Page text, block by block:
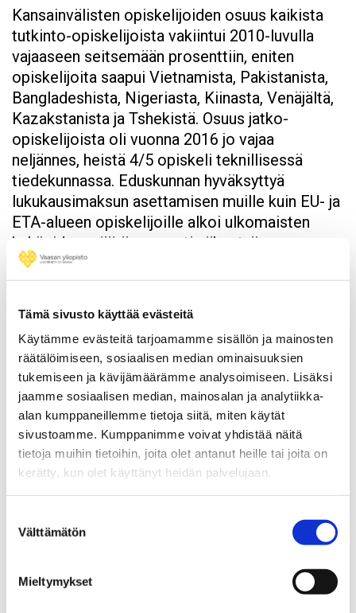
Tämä sivusto käyttää evästeitä
Käytämme evästeitä tarjoamamme sisällön ja mainosten
räätälöimiseen, sosiaalisen median ominaisuuksien
tukemiseen ja kävijämäärämme analysoimiseen. Lisäksi
jaamme sosiaalisen median, mainosalan ja analytiikka-
alan kumppaneillemme tietoja siitä, miten käytät
sivustoamme. Kumppanimme voivat yhdistää näitä
tietoja muihin tietoihin, joita olet antanut heille tai joita on
kerätty, kun olet käyttänyt heidän palvelujaan.
valinta
Välttämätön
Mieltymykset
Kansainvälisten opiskelijoiden osuus kaikista
tutkinto-opiskelijoista vakiintui 2010-luvulla
vajaaseen seitsemään prosenttiin, eniten
opiskelijoita saapui Vietnamista, Pakistanista,
Bangladeshista, Nigeriasta, Kiinasta, Venäjältä,
Kazakstanista ja Tshekistä. Osuus jatko-
opiskelijoista oli vuonna 2016 jo vajaa
neljännes, heistä 4/5 opiskeli teknillisessä
tiedekunnassa. Eduskunnan hyväksyttyä
lukukausimaksun asettamisen muille kuin EU- ja
ETA-alueen opiskelijoille alkoi ulkomaisten
hakijoiden määrä nopeasti vähentyä.
Lukukausimaksut otettiin Vaasan yliopistossa
käyttöön syksyllä 2017 ja ne koskevat vaihto-